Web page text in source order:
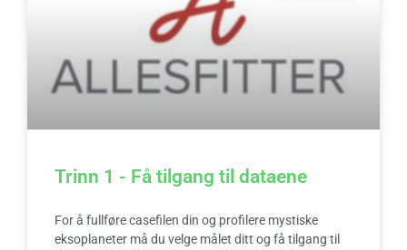
Trinn 1 - Få tilgang til dataene
For å fullføre casefilen din og profilere mystiske
eksoplaneter må du velge målet ditt og få tilgang til